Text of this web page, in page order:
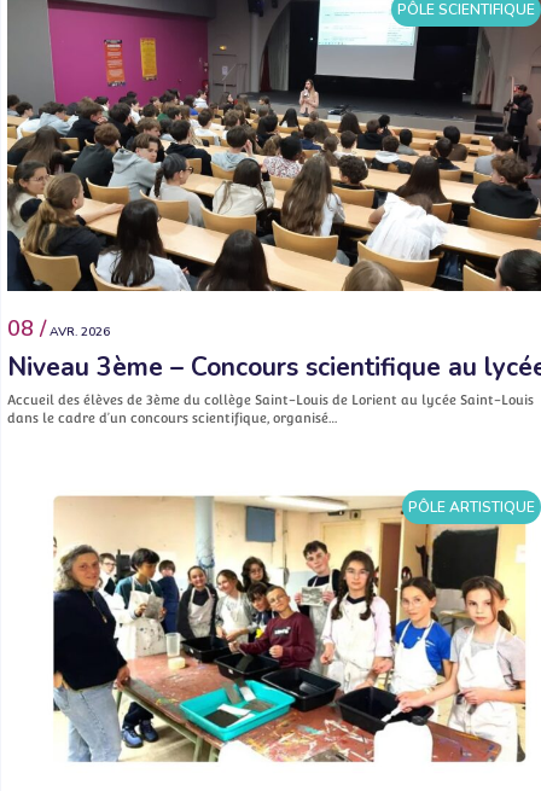
PÔLE SCIENTIFIQUE
08 / AVR. 2026
Niveau 3ème – Concours scientifique au
Accueil des élèves de 3ème du collège Saint-Louis de Lorient au lycée Saint-Louis
dans le cadre d’un concours scientifique, organisé…
PÔLE ARTISTIQUE